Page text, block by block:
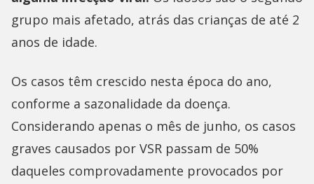
grupo mais afetado, atrás das crianças de até 2
anos de idade.
Os casos têm crescido nesta época do ano,
conforme a sazonalidade da doença.
Considerando apenas o mês de junho, os casos
graves causados por VSR passam de 50%
daqueles comprovadamente provocados por